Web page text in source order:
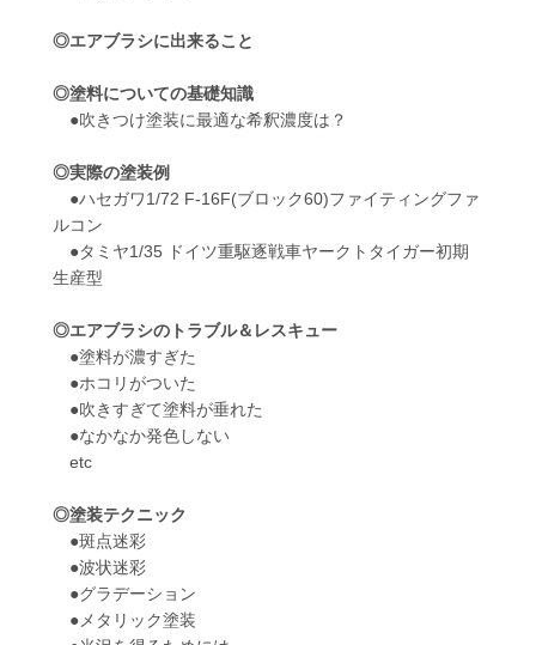
◎エアブラシに出来ること
◎塗料についての基礎知識
●吹きつけ塗装に最適な希釈濃度は？
◎実際の塗装例
●ハセガワ1/72 F-16F(ブロック60)ファイティングファ
ルコン
●タミヤ1/35 ドイツ重駆逐戦車ヤークトタイガー初期
生産型
◎エアブラシのトラブル＆レスキュー
●塗料が濃すぎた
●ホコリがついた
●吹きすぎて塗料が垂れた
●なかなか発色しない
etc
◎塗装テクニック
●斑点迷彩
●波状迷彩
●グラデーション
●メタリック塗装